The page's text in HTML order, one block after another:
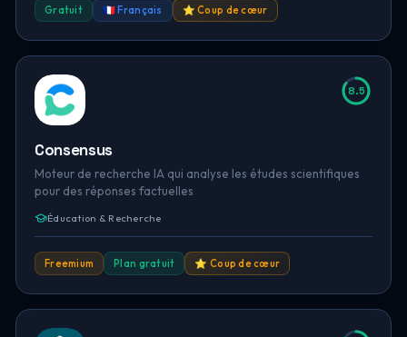
Gratuit 🇫🇷 Français ⭐ Coup de cœur
8.5
Consensus
Moteur de recherche IA qui analyse les études scientifiques
pour des réponses factuelles
Éducation & Recherche
Freemium Plan gratuit ⭐ Coup de cœur